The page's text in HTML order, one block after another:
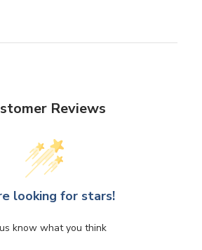
Reviews
looking for stars!
know what you think